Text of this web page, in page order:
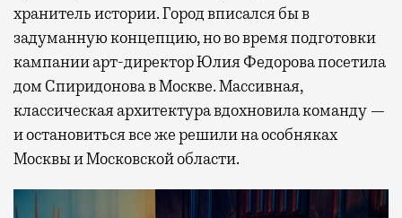
хранитель истории. Город вписался бы в
задуманную концепцию, но во время подготовки
кампании арт-директор Юлия Федорова посетила
дом Спиридонова в Москве. Массивная,
классическая архитектура вдохновила команду —
и остановиться все же решили на особняках
Москвы и Московской области.